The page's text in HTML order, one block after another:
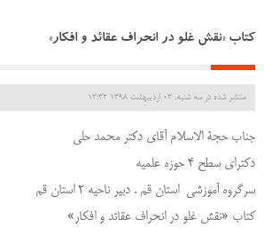
کتاب «نقش غلو در انحراف عقائد و افکار»
منتشر شده در سه شنبه, 03 ارديبهشت 1398 13:32
جناب حجة الاسلام آقای دکتر محمد حلی
دکترای سطح 4 حوزه علمیه
سرگروه آموزشی استان قم . دبیر ناحیه 2 استان قم
کتاب «نقش غلو در انحراف عقائد و افکار»